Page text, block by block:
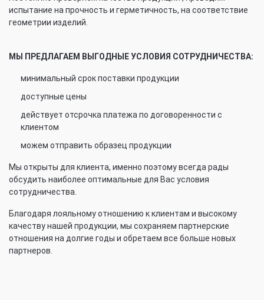
испытание на прочность и герметичность, на соответствие
геометрии изделий.
МЫ ПРЕДЛАГАЕМ ВЫГОДНЫЕ УСЛОВИЯ СОТРУДНИЧЕСТВА:
минимальный срок поставки продукции
доступные цены
действует отсрочка платежа по договоренности с
клиентом
можем отправить образец продукции
Мы открыты для клиента, именно поэтому всегда рады
обсудить наиболее оптимальные для Вас условия
сотрудничества.
Благодаря лояльному отношению к клиентам и высокому
качеству нашей продукции, мы сохраняем партнерские
отношения на долгие годы и обретаем все больше новых
партнеров.